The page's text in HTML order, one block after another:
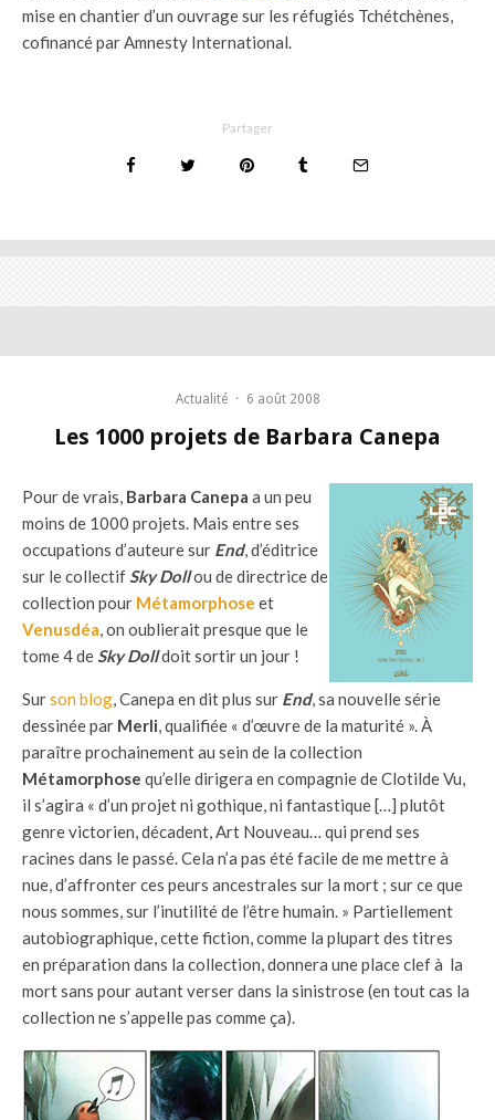
mise en chantier d’un ouvrage sur les réfugiés Tchétchènes,
cofinancé par Amnesty International.
Partager
Actualité · 6 août 2008
Les 1000 projets de Barbara Canepa
Pour de vrais, Barbara Canepa a un peu
moins de 1000 projets. Mais entre ses
occupations d’auteure sur End, d’éditrice
sur le collectifSky Dollou de directrice de
collection pour Métamorphose et
Venusdéa, on oublierait presque que le
tome 4 deSky Dolldoit sortir un jour !
Surson blog, Canepa en dit plus sur End, sa nouvelle série
dessinée par Merli, qualifiée « d’œuvre de la maturité ». À
paraître prochainement au sein de la collection
Métamorphose qu’elle dirigera en compagnie de Clotilde Vu,
il s’agira « d’un projet ni gothique, ni fantastique […] plutôt
genre victorien, décadent, Art Nouveau… qui prend ses
racines dans le passé. Cela n’a pas été facile de me mettre à
nue, d’affronter ces peurs ancestrales sur la mort ; sur ce que
nous sommes, sur l’inutilité de l’être humain. » Partiellement
autobiographique, cette fiction, comme la plupart des titres
en préparation dans la collection, donnera une place clef à la
mort sans pour autant verser dans la sinistrose (en tout cas la
collection ne s’appelle pas comme ça).